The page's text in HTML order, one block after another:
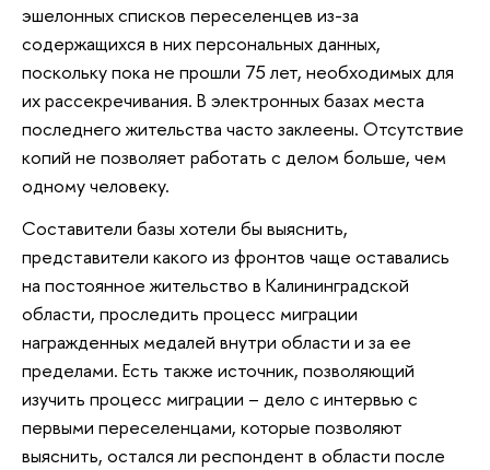
эшелонных списков переселенцев из-за
содержащихся в них персональных данных,
поскольку пока не прошли 75 лет, необходимых для
их рассекречивания. В электронных базах места
последнего жительства часто заклеены. Отсутствие
копий не позволяет работать с делом больше, чем
одному человеку.
Составители базы хотели бы выяснить,
представители какого из фронтов чаще оставались
на постоянное жительство в Калининградской
области, проследить процесс миграции
награжденных медалей внутри области и за ее
пределами. Есть также источник, позволяющий
изучить процесс миграции – дело с интервью с
первыми переселенцами, которые позволяют
выяснить, остался ли респондент в области после